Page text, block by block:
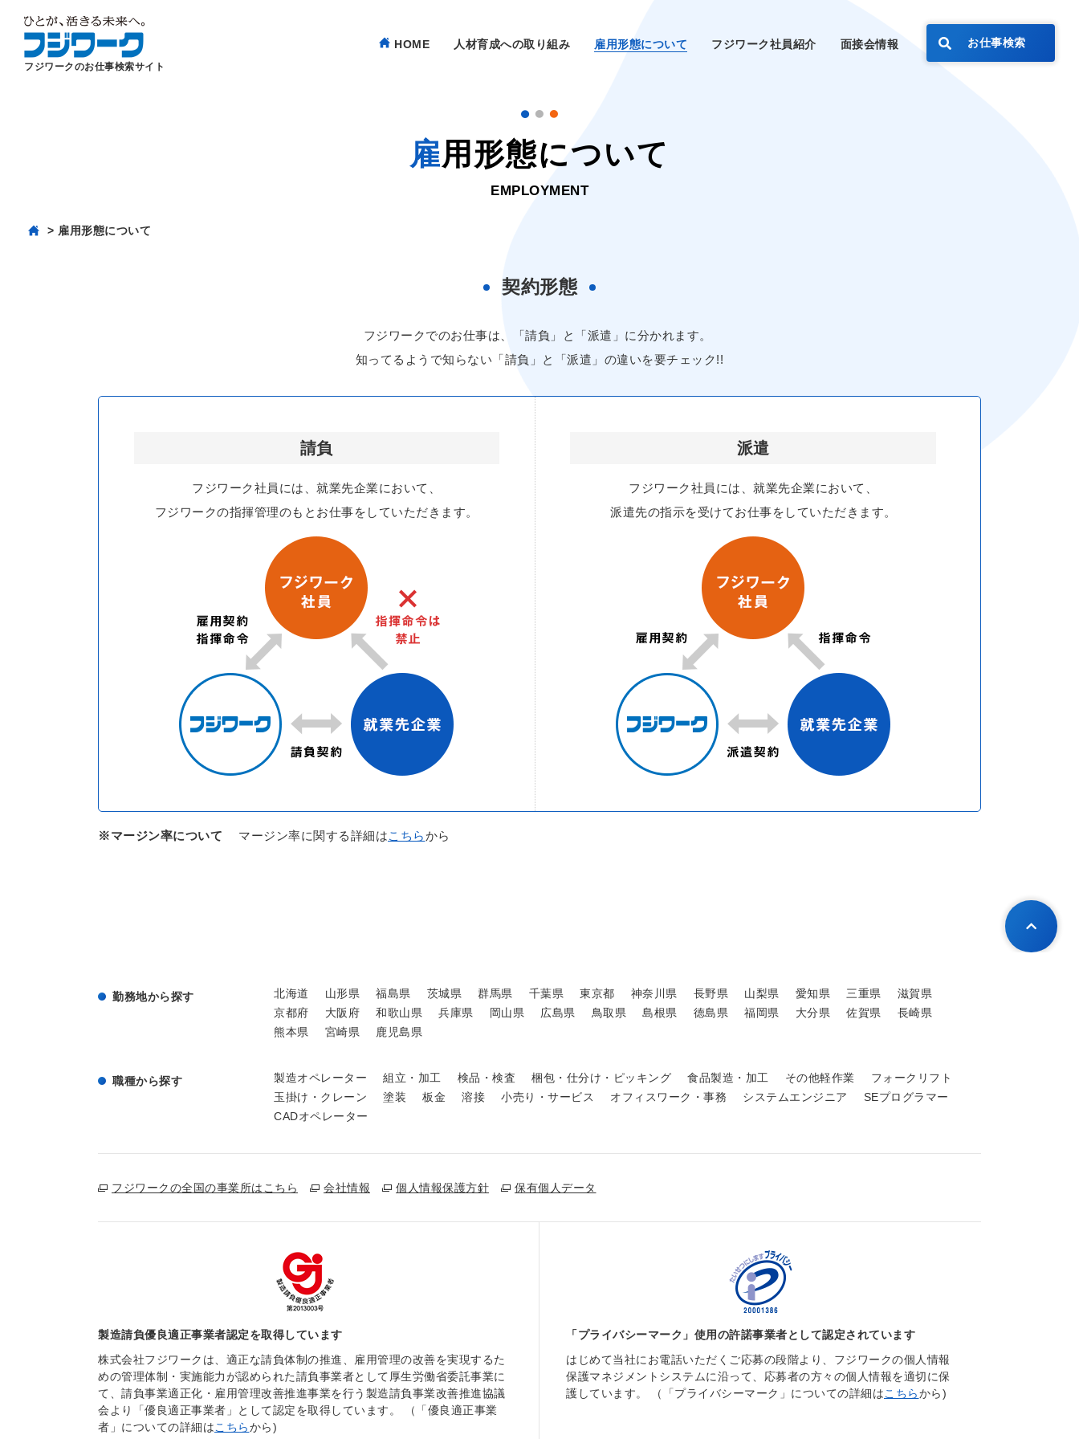
フジワークのお仕事検索サイト
HOME 人材育成への取り組み 雇用形態について フジワーク社員紹介 面接会情報 お仕事検索
雇用形態について
EMPLOYMENT
雇用形態について
契約形態
フジワークでのお仕事は、「請負」と「派遣」に分かれます。
知ってるようで知らない「請負」と「派遣」の違いを要チェック!!
請負
フジワーク社員には、就業先企業において、
フジワークの指揮管理のもとお仕事をしていただきます。
派遣
フジワーク社員には、就業先企業において、
派遣先の指示を受けてお仕事をしていただきます。
※マージン率について マージン率に関する詳細はこちらから
勤務地から探す 北海道 山形県 福島県 茨城県 群馬県 千葉県 東京都 神奈川県 長野県 山梨県 愛知県 三重県
滋賀県
京都府
大阪府 和歌山県 兵庫県 岡山県 広島県 鳥取県 島根県 徳島県 福岡県 大分県 佐賀県
長崎県
熊本県
宮崎県 鹿児島県
職種から探す 製造オペレーター 組立・加工 検品・検査 梱包・仕分け・ピッキング 食品製造・加工 その他軽作業
フォークリフト
玉掛け・クレーン
塗装 板金 溶接 小売り・サービス オフィスワーク・事務 システムエンジニア
SEプログラマー
CADオペレーター
フジワークの全国の事業所はこちら 会社情報 個人情報保護方針 保有個人データ
製造請負優良適正事業者認定を取得しています
株式会社フジワークは、適正な請負体制の推進、雇用管理の改善を実現するた
めの管理体制・実施能力が認められた請負事業者として厚生労働省委託事業に
て、請負事業適正化・雇用管理改善推進事業を行う製造請負事業改善推進協議
会より「優良適正事業者」として認定を取得しています。 （「優良適正事業
者」についての詳細は こちら から)
「プライバシーマーク」使用の許諾事業者として認定されています
はじめて当社にお電話いただくご応募の段階より、フジワークの個人情報
保護マネジメントシステムに沿って、応募者の方々の個人情報を適切に保
護しています。 （「プライバシーマーク」についての詳細は こちら から)